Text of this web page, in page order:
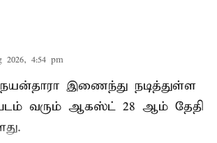
2026, 4:54 pm
இணைந்து நடித்துள்ள
வரும் ஆகஸ்ட் 28 ஆம் தேதி